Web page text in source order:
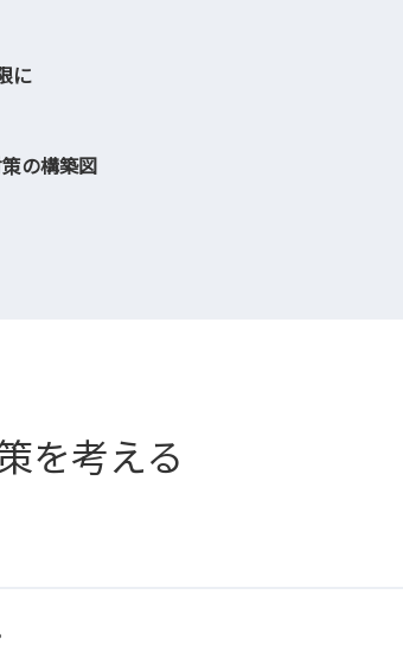
に
の構築図
を考える